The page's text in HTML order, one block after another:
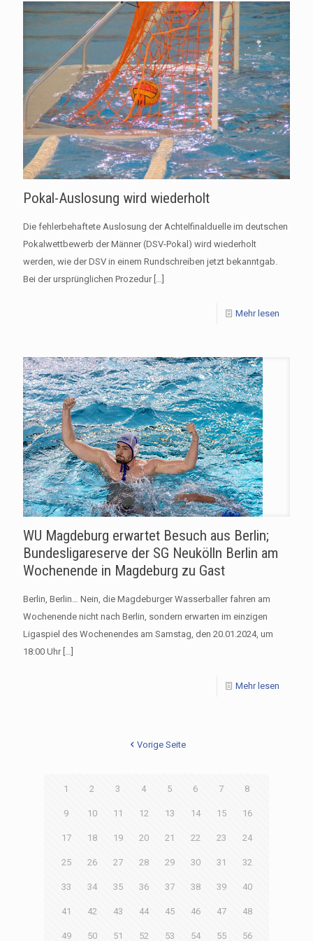
Pokal-Auslosung wird wiederholt
Die fehlerbehaftete Auslosung der Achtelfinalduelle im deutschen
Pokalwettbewerb der Männer (DSV-Pokal) wird wiederholt
werden, wie der DSV in einem Rundschreiben jetzt bekanntgab.
Bei der ursprünglichen Prozedur[…]
Mehr lesen
WU Magdeburg erwartet Besuch aus Berlin;
Bundesligareserve der SG Neukölln Berlin am
Wochenende in Magdeburg zu Gast
Berlin, Berlin… Nein, die Magdeburger Wasserballer fahren am
Wochenende nicht nach Berlin, sondern erwarten im einzigen
Ligaspiel des Wochenendes am Samstag, den 20.01.2024, um
18:00 Uhr[…]
Mehr lesen
Vorige Seite
1 2 3 4 5 6 7 8
9 10 11 12 13 14 15 16
17 18 19 20 21 22 23 24
25 26 27 28 29 30 31 32
33 34 35 36 37 38 39 40
41 42 43 44 45 46 47 48
49 50 51 52 53 54 55 56